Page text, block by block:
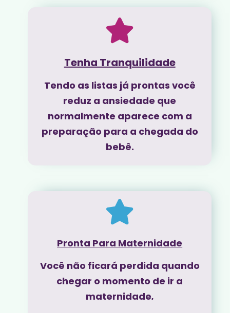
Tenha Tranquilidade
Tendo as listas já prontas você
reduz a ansiedade que
normalmente aparece com a
preparação para a chegada do
bebê.
Pronta Para Maternidade
Você não ficará perdida quando
chegar o momento de ir a
maternidade.